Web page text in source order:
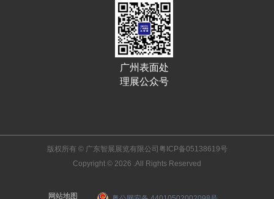
广州表面处
理展公众号
版权所有 © 广东智展展览有限公司粤ICP备05138619号
Copyright © 2026 .All Rights Reserved
网站地图